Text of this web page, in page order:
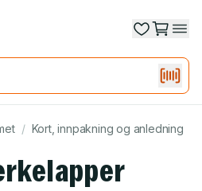
/ Kort, innpakning og anledning